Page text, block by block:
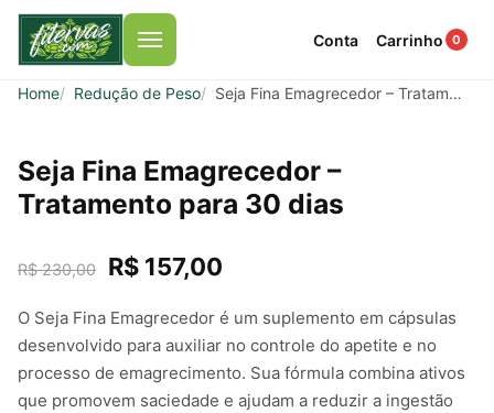
Menu Conta Carrinho 0
Home Redução de Peso Seja Fina Emagrecedor – Tratamento para 30 dias
Seja Fina Emagrecedor –
Tratamento para 30 dias
R$ 230,00 R$ 157,00
O Seja Fina Emagrecedor é um suplemento em cápsulas
desenvolvido para auxiliar no controle do apetite e no
processo de emagrecimento. Sua fórmula combina ativos
que promovem saciedade e ajudam a reduzir a ingestão